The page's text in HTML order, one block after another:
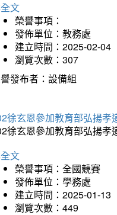
文
榮譽事項：
發佈單位：教務處
建立時間：2025-02-04
瀏覽次數：307
發布者：設備組
徐玄恩參加教育部弘揚孝
徐玄恩參加教育部弘揚孝
文
榮譽事項：全國競賽
發佈單位：學務處
建立時間：2025-01-13
瀏覽次數：449